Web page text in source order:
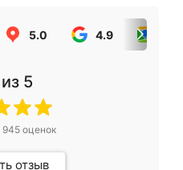
5.0 4.9
из 5
945оценок
отзыв